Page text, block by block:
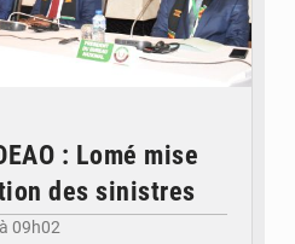
: Lomé mise
des sinistres
09h02